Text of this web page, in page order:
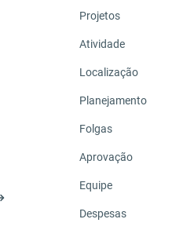
Projetos
Atividade
Localização
Planejamento
Folgas
Aprovação
Equipe
Despesas